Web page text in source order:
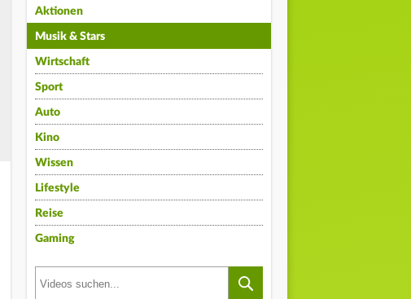
Aktionen
Musik & Stars
Wirtschaft
Sport
Auto
Kino
Wissen
Lifestyle
Reise
Gaming